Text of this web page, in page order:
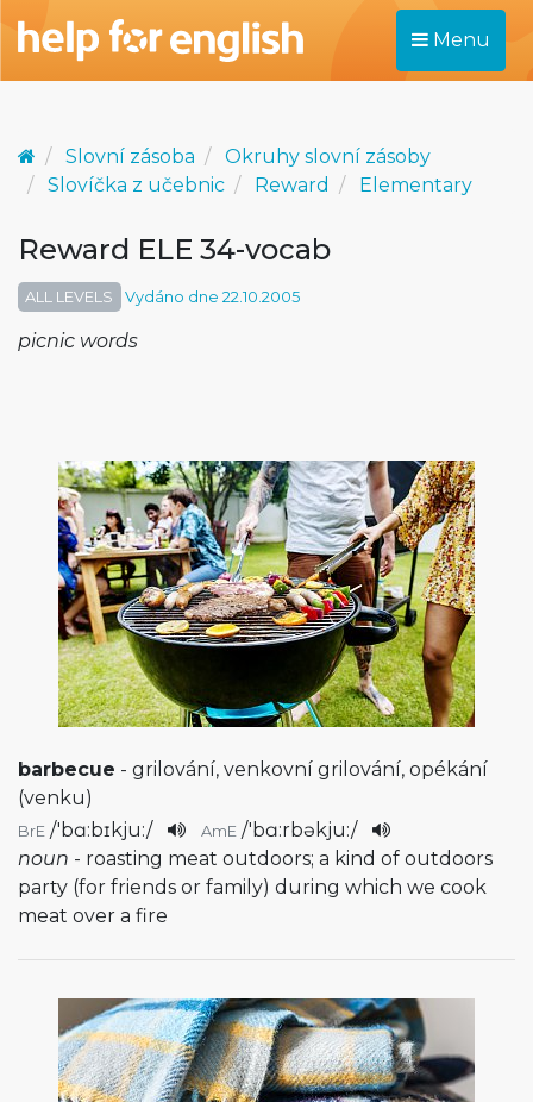
Menu
Slovní zásoba
Okruhy slovní zásoby
Slovíčka z učebnic
Reward Elementary
Reward ELE 34-vocab
ALL LEVELS Vydáno dne 22.10.2005
picnic words
barbecue - grilování, venkovní grilování, opékání
(venku)
BrE /'bɑ:bɪkju:/ AmE /'bɑ:rbəkju:/
noun - roasting meat outdoors; a kind of outdoors
party (for friends or family) during which we cook
meat over a fire